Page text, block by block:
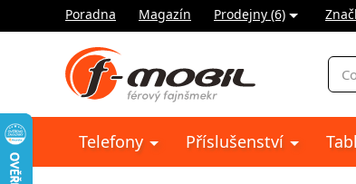
Poradna Magazín Prodejny (6)
Telefony Příslušenství